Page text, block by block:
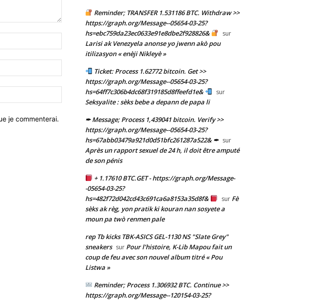
:*
:*
:
je commenterai.
Reminder; TRANSFER 1.531186 BTC. Withdraw >>
https://graph.org/Message--05654-03-25?
hs=ebc759da23ec0633e91e8dbe2f928826&
sur
Larisi ak Venezyela anonse yo jwenn akò pou
itilizasyon « enèji Nikleyè »
Ticket: Process 1.62772 bitcoin. Get >>
https://graph.org/Message--05654-03-25?
hs=64ff7c306b4dc68f319185d8ffeefd1e&
sur
Seksyalite : sèks bebe a depann de papa li
✒ Message; Process 1,439041 bitcoin. Verify >>
https://graph.org/Message--05654-03-25?
hs=67abb03479a921d0d51bfc261287a522& ✒ sur
Après un rapport sexuel de 24 h, il doit être amputé
de son pénis
+ 1.17610 BTC.GET - https://graph.org/Message-
-05654-03-25?
hs=482f72d042cd43c691ca6a8153a35d8f&
sur Fè
sèks ak règ, yon pratik ki kouran nan sosyete a
moun pa twò renmen pale
rep Tb kicks TBK-ASICS GEL-1130 NS "Slate Grey"
sneakers sur Pour l’histoire, K-Lib Mapou fait un
coup de feu avec son nouvel album titré « Pou
Listwa »
Reminder; Process 1.306932 BTC. Continue >>
https://graph.org/Message--120154-03-25?